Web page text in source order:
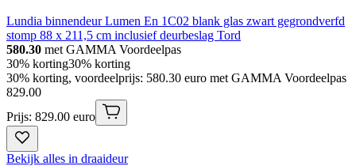
Lundia binnendeur Lumen En 1C02 blank glas zwart gegrondverfd
stomp 88 x 211,5 cm inclusief deurbeslag Tord
580.30 met GAMMA Voordeelpas
30% korting30% korting
30% korting, voordeelprijs: 580.30 euro met GAMMA Voordeelpas
829.00
Prijs: 829.00 euro
Bekijk alles in draaideur